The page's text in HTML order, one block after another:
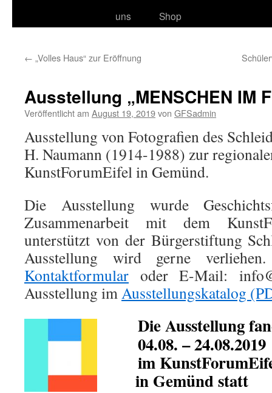
uns
Shop
← „Volles Haus“ zur Eröffnung
Ausstellung „MENSCHEN IM
Veröffentlicht am August 19, 2019von GFSadmin
Ausstellung von Fotografien des
H. Naumann (1914-1988) zur
KunstForumEifel in Gemünd.
Die Ausstellung wurde
Zusammenarbeit mit dem
unterstützt von der Bürgerstiftung
Ausstellung wird gerne
Kontaktformular oder E-Mail:
Ausstellung imAusstellungskatalog
Die Ausstellung
04.08. – 24.08.2019
im
in Gemünd statt